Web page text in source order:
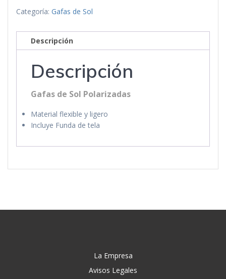
Categoría: Gafas de Sol
Descripción
Descripción
Gafas de Sol Polarizadas
Material flexible y ligero
Incluye Funda de tela
La Empresa
Avisos Legales